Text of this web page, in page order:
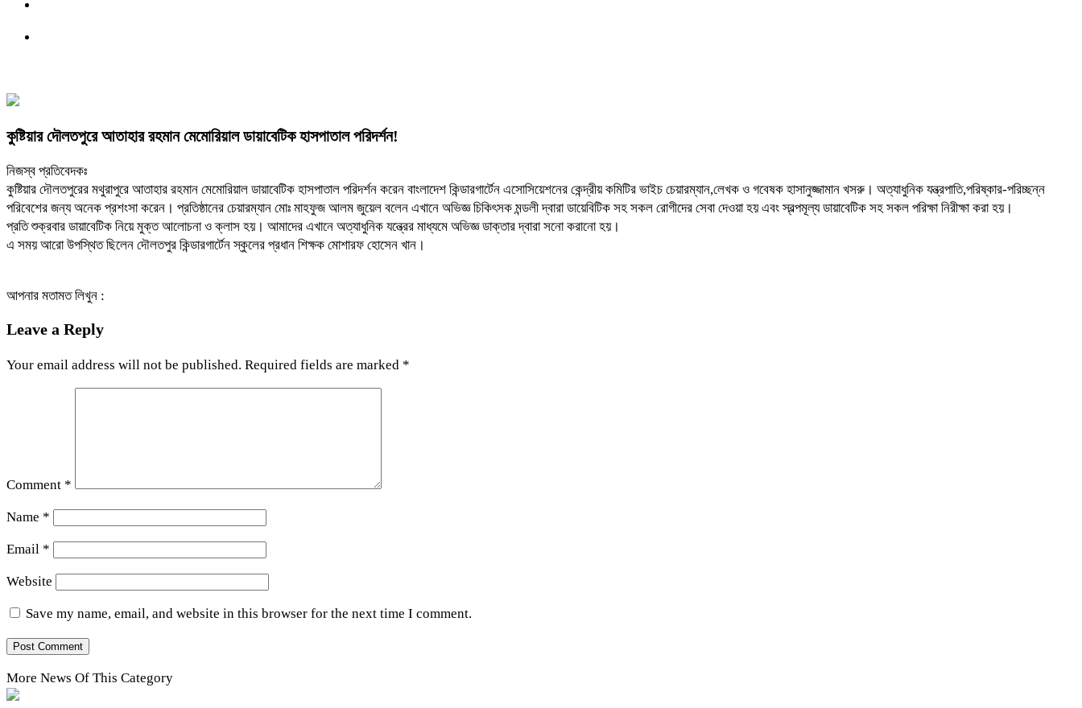
কুষ্টিয়ার দৌলতপুরে আতাহার রহমান মেমোরিয়াল ডায়াবেটিক হাসপাতাল পরিদর্শন!
নিজস্ব প্রতিবেদকঃ
কুষ্টিয়ার দৌলতপুরের মথুরাপুরে আতাহার রহমান মেমোরিয়াল ডায়াবেটিক হাসপাতাল পরিদর্শন করেন বাংলাদেশ কিন্ডারগার্টেন এসোসিয়েশনের কেন্দ্রীয় কমিটির ভাইচ চেয়ারম্যান,লেখক ও গবেষক হাসানুজ্জামান খসরু। অত্যাধুনিক যন্ত্রপাতি,পরিষ্কার-পরিচ্ছন্ন
পরিবেশের জন্য অনেক প্রশংসা করেন। প্রতিষ্ঠানের চেয়ারম্যান মোঃ মাহফুজ আলম জুয়েল বলেন এখানে অভিজ্ঞ চিকিৎসক মন্ডলী দ্বারা ডায়েবিটিক সহ সকল রোগীদের সেবা দেওয়া হয় এবং স্বল্পমূল্য ডায়াবেটিক সহ সকল পরিক্ষা নিরীক্ষা করা হয়।
প্রতি শুক্রবার ডায়াবেটিক নিয়ে মুক্ত আলোচনা ও ক্লাস হয়। আমাদের এখানে অত্যাধুনিক যন্ত্রের মাধ্যমে অভিজ্ঞ ডাক্তার দ্বারা সনো করানো হয়।
এ সময় আরো উপস্থিত ছিলেন দৌলতপুর কিন্ডারগার্টেন স্কুলের প্রধান শিক্ষক মোশারফ হোসেন খান।
আপনার মতামত লিখুন :
Leave a Reply
Your email address will not be published. Required fields are marked *
Comment *
Name *
Email *
Website
Save my name, email, and website in this browser for the next time I comment.
More News Of This Category